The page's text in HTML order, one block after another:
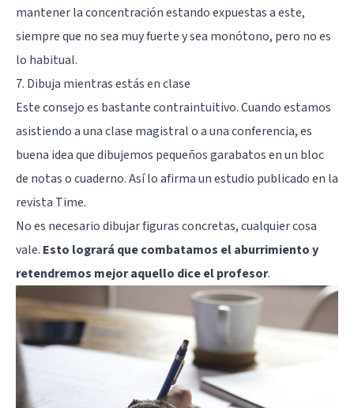
mantener la concentración estando expuestas a este,
siempre que no sea muy fuerte y sea monótono, pero no es
lo habitual.
7. Dibuja mientras estás en clase
Este consejo es bastante contraintuitivo. Cuando estamos
asistiendo a una clase magistral o a una conferencia, es
buena idea que dibujemos pequeños garabatos en un bloc
de notas o cuaderno. Así lo afirma un estudio publicado en la
revista Time.
No es necesario dibujar figuras concretas, cualquier cosa
vale. Esto logrará que combatamos el aburrimiento y
retendremos mejor aquello dice el profesor.